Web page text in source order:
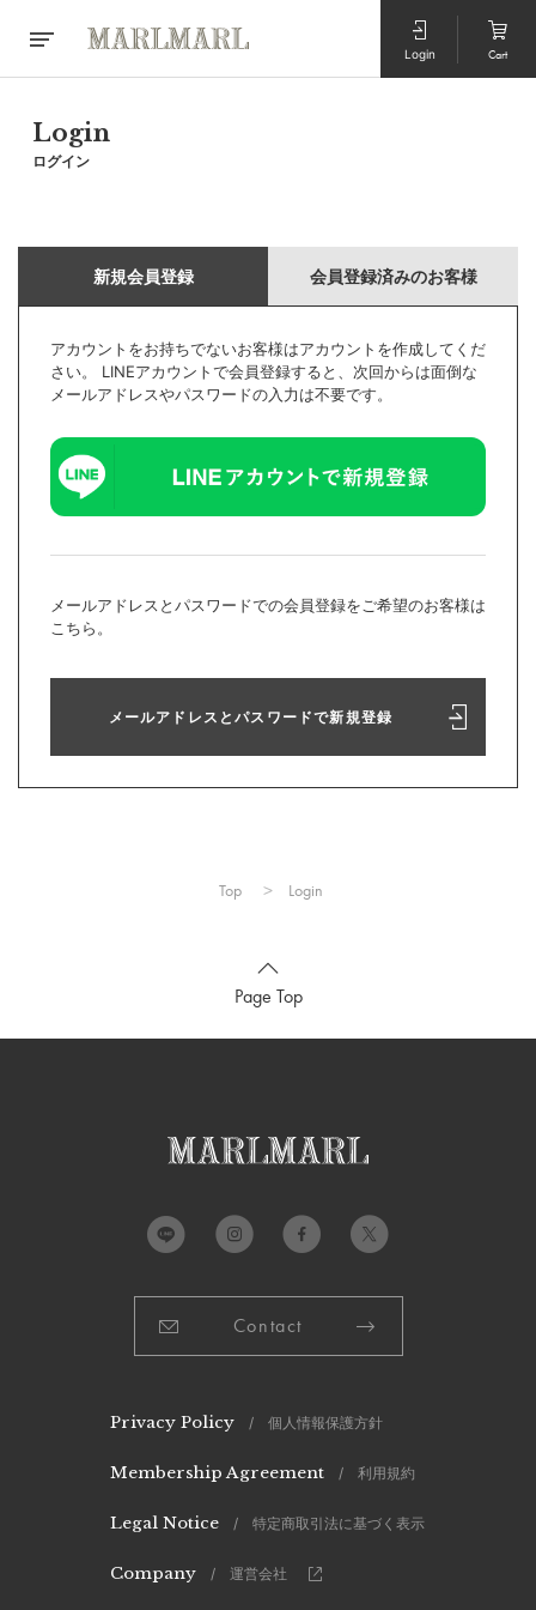
Login Cart
Login
ログイン
新規会員登録 会員登録済みのお客様
アカウントをお持ちでないお客様はアカウントを作成してくだ
さい。 LINEアカウントで会員登録すると、次回からは面倒な
メールアドレスやパスワードの入力は不要です。
メールアドレスとパスワードでの会員登録をご希望のお客様は
こちら。
メールアドレスとパスワードで新規登録
Top Login
Page Top
Contact
Privacy Policy / 個人情報保護方針
Membership Agreement / 利用規約
Legal Notice / 特定商取引法に基づく表示
Company / 運営会社